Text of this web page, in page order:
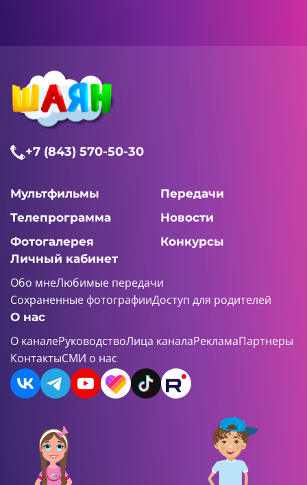
+7 (843) 570-50-30
Мультфильмы
Передачи
Телепрограмма
Новости
Фотогалерея
Конкурсы
Личный кабинет
Обо мнеЛюбимые передачи
Сохраненные фотографииДоступ для родителей
О нас
О каналеРуководствоЛица каналаРекламаПартнеры
КонтактыСМИ о нас